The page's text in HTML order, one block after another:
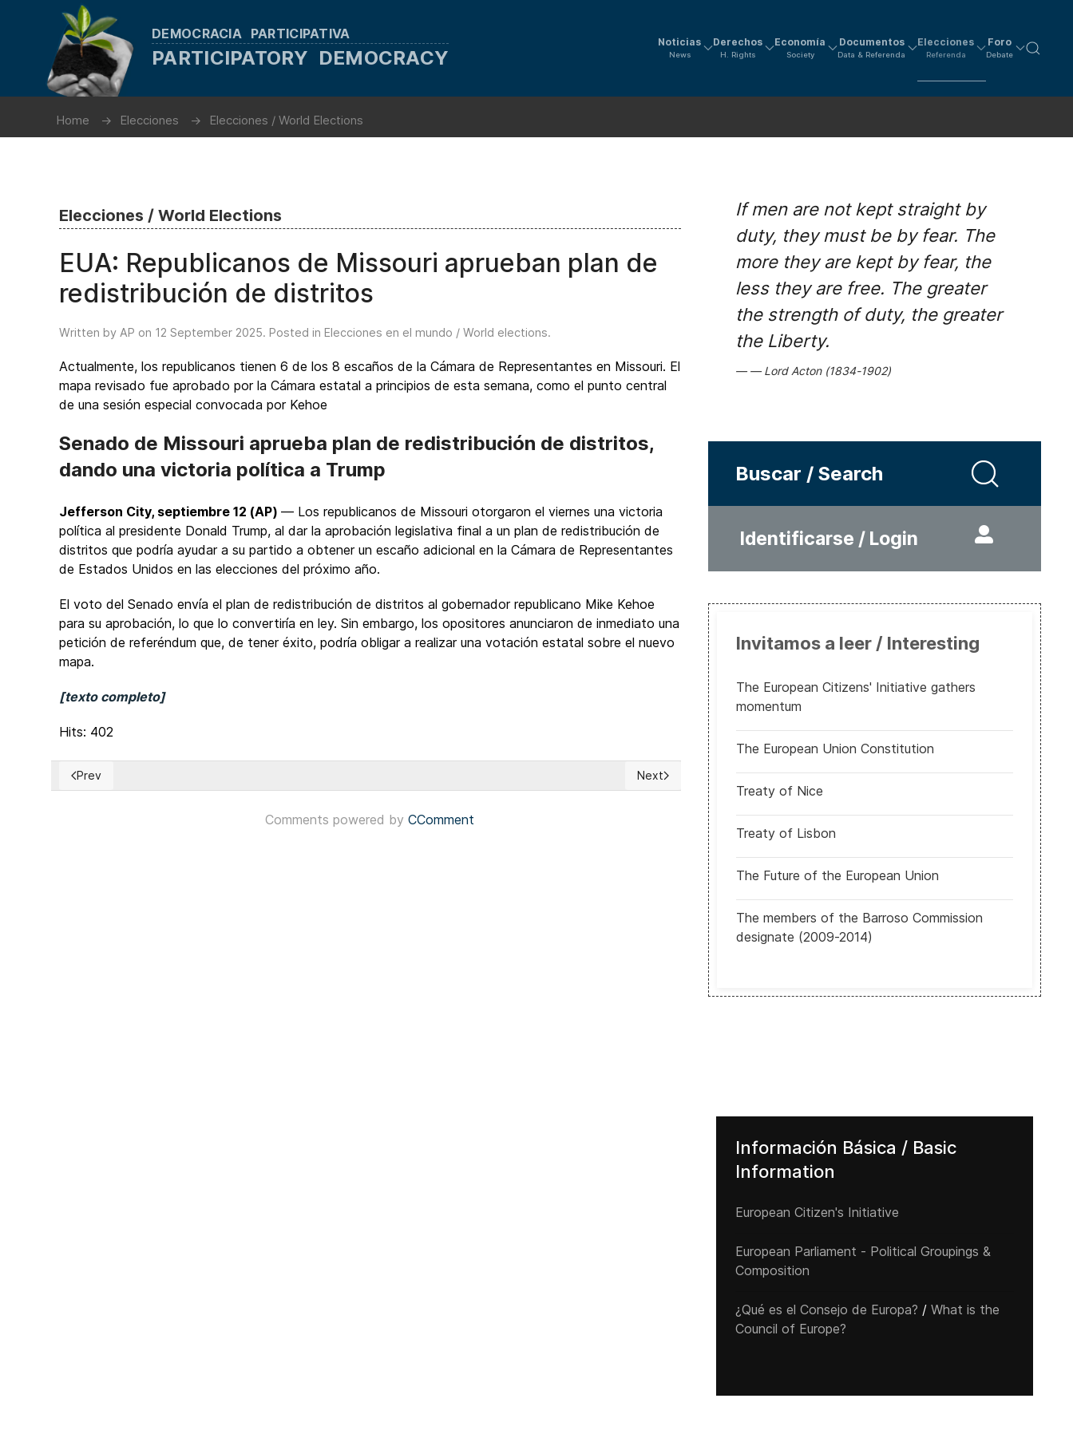
DEMOCRACIA PARTICIPATIVA
PARTICIPATORY DEMOCRACY
Noticias
News
Derechos
H. Rights
Economía
Society
Documentos
Data & Referenda
Elecciones
Referenda
Foro
Debate
Home Elecciones Elecciones / World Elections
Elecciones / World Elections
EUA: Republicanos de Missouri aprueban plan de
redistribución de distritos
Written by AP on 12 September 2025. Posted in Elecciones en el mundo / World elections.
Actualmente, los republicanos tienen 6 de los 8 escaños de la Cámara de Representantes en Missouri. El
mapa revisado fue aprobado por la Cámara estatal a principios de esta semana, como el punto central
de una sesión especial convocada por Kehoe
Senado de Missouri aprueba plan de redistribución de distritos,
dando una victoria política a Trump
Jefferson City, septiembre 12 (AP) — Los republicanos de Missouri otorgaron el viernes una victoria
política al presidente Donald Trump, al dar la aprobación legislativa final a un plan de redistribución de
distritos que podría ayudar a su partido a obtener un escaño adicional en la Cámara de Representantes
de Estados Unidos en las elecciones del próximo año.
El voto del Senado envía el plan de redistribución de distritos al gobernador republicano Mike Kehoe
para su aprobación, lo que lo convertiría en ley. Sin embargo, los opositores anunciaron de inmediato una
petición de referéndum que, de tener éxito, podría obligar a realizar una votación estatal sobre el nuevo
mapa.
[texto completo]
Hits: 402
Previous article: Argentina: Alex Kicillof busca un peronismo renovado
Prev Next article: Nepal: Presidente nombró a la expresidenta del Tribunal Supremo
Next
Comments powered byCComment
If men are not kept straight by
duty, they must be by fear. The
more they are kept by fear, the
less they are free. The greater
the strength of duty, the greater
the Liberty.
Lord Acton (1834-1902)
Buscar / Search
Identificarse / Login
Invitamos a leer / Interesting
The European Citizens' Initiative gathers
momentum
The European Union Constitution
Treaty of Nice
Treaty of Lisbon
The Future of the European Union
The members of the Barroso Commission
designate (2009-2014)
Información Básica / Basic
Information
European Citizen's Initiative
European Parliament - Political Groupings &
Composition
¿Qué es el Consejo de Europa? / What is the
Council of Europe?